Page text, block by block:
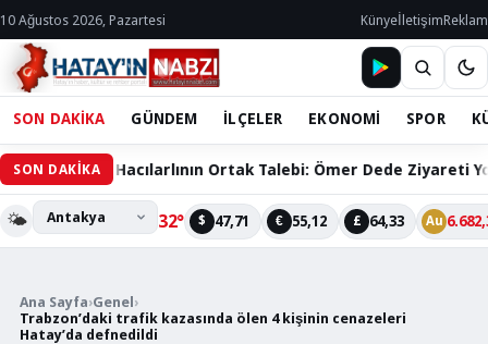
10 Ağustos 2026, Pazartesi KünyeİletişimReklam
SON DAKİKA GÜNDEM İLÇELER EKONOMİ SPOR
SON DAKİKA
60 Bin Hacılarlının Ortak Talebi: Ömer Dede Ziyareti Yolu
🌤️ 32° $ 47,71 € 55,12 £ 64,33 Au
Ana Sayfa›Genel ›
Trabzon’daki trafik kazasında ölen 4 kişinin cenazeleri
Hatay’da defnedildi